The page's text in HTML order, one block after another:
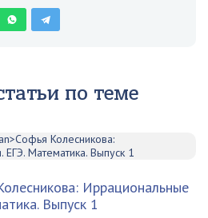
по теме
Иррациональные
Выпуск 1